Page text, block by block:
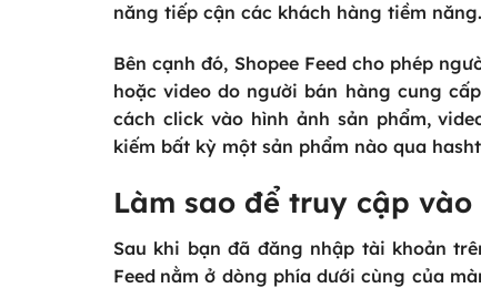
năng tiếp cận các khách hàng tiềm năng.
Bên cạnh đó, Shopee Feed cho phép
hoặc video do người bán hàng cung
cách click vào hình ảnh sản phẩm,
kiếm bất kỳ một sản phẩm nào qua
Làm sao để truy cập vào
Sau khi bạn đã đăng nhập tài khoản
Feed nằm ở dòng phía dưới cùng của